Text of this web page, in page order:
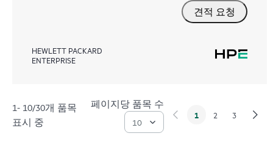
견적 요청
HEWLETT PACKARD
ENTERPRISE
1- 10/30개 품목
표시 중
페이지당 품목 수
1 2 3